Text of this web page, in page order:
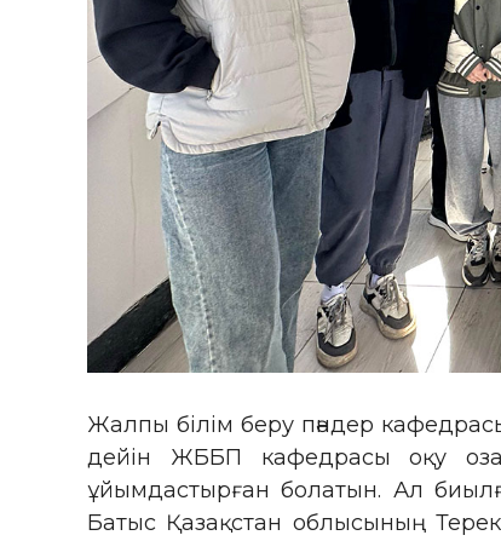
Жалпы білім беру пәндер
дейін ЖББП кафедрасы оқу
ұйымдастырған болатын. Ал
Батыс Қазақстан облысының